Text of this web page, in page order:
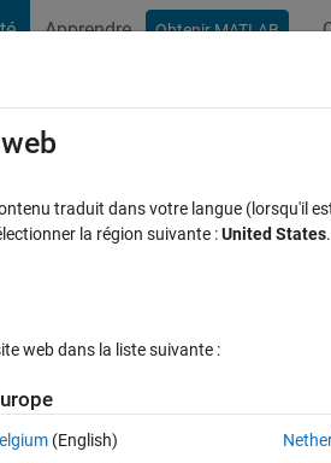
Apprendre Obtenir MATLAB
of features in
traduit dans votre langue (lorsqu'il
la région suivante :United States.
web dans la liste suivante :
(English)